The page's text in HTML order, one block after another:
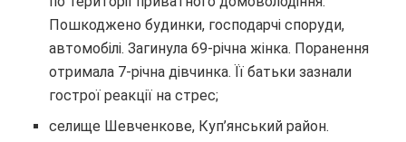
Пошкоджено будинки, господарчі споруди,
автомобілі. Загинула 69-річна жінка. Поранення
отримала 7-річна дівчинка. Її батьки зазнали
гострої реакції на стрес;
селище Шевченкове, Куп’янський район.